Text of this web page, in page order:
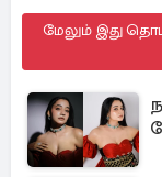
மேலும் இது